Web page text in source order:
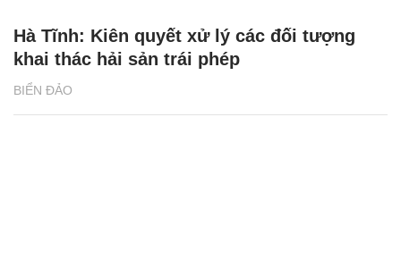
BIỂN ĐẢO
Hà Tĩnh: Kiên quyết xử lý các đối tượng
khai thác hải sản trái phép